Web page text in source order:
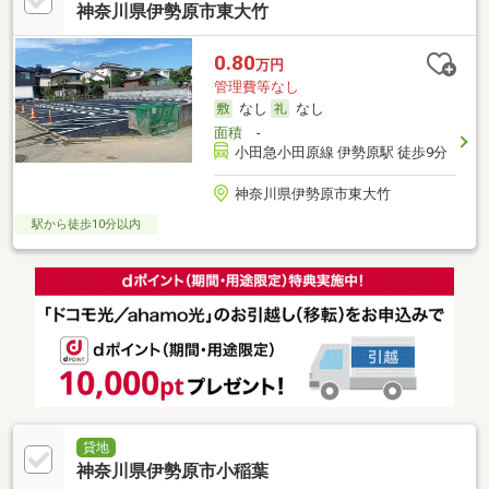
神奈川県伊勢原市東大竹
0.80万円
管理費等なし
なし
なし
面積-
小田急小田原線 伊勢原駅 徒歩9分
神奈川県伊勢原市東大竹
駅から徒歩10分以内
貸地
神奈川県伊勢原市小稲葉